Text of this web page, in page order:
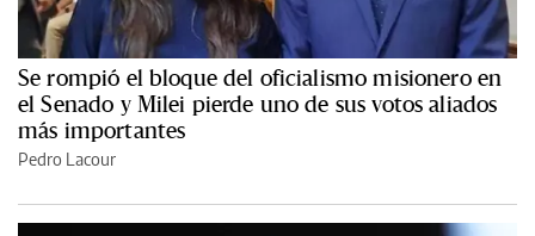
Se rompió el bloque del oficialismo misionero en
el Senado y Milei pierde uno de sus votos aliados
más importantes
Pedro Lacour